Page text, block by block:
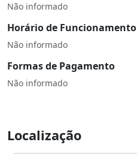
Não informado
Horário de Funcionamento
Não informado
Formas de Pagamento
Não informado
Localização